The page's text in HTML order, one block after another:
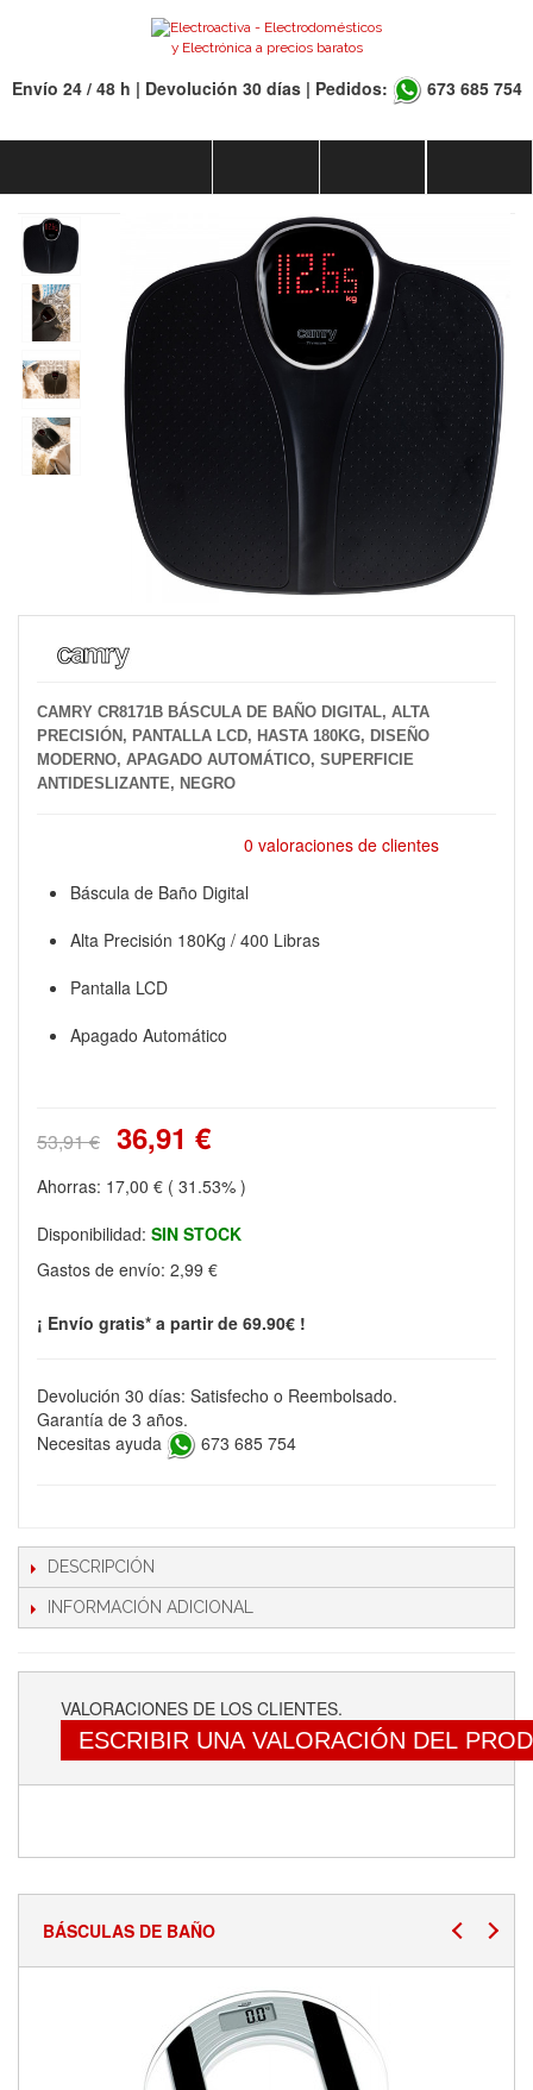
Envío 24 / 48 h | Devolución 30 días | Pedidos: 673 685 754
CAMRY CR8171B BÁSCULA DE BAÑO DIGITAL, ALTA
PRECISIÓN, PANTALLA LCD, HASTA 180KG, DISEÑO
MODERNO, APAGADO AUTOMÁTICO, SUPERFICIE
ANTIDESLIZANTE, NEGRO
0 valoraciones de clientes
Báscula de Baño Digital
Alta Precisión 180Kg / 400 Libras
Pantalla LCD
Apagado Automático
53,91 € 36,91 €
Ahorras: 17,00 € ( 31.53% )
Disponibilidad: SIN STOCK
Gastos de envío: 2,99 €
¡ Envío gratis* a partir de 69.90€ !
Devolución 30 días: Satisfecho o Reembolsado.
Garantía de 3 años.
Necesitas ayuda
673 685 754
DESCRIPCIÓN
INFORMACIÓN ADICIONAL
VALORACIONES DE LOS CLIENTES.
ESCRIBIR UNA VALORACIÓN DEL
BÁSCULAS DE BAÑO